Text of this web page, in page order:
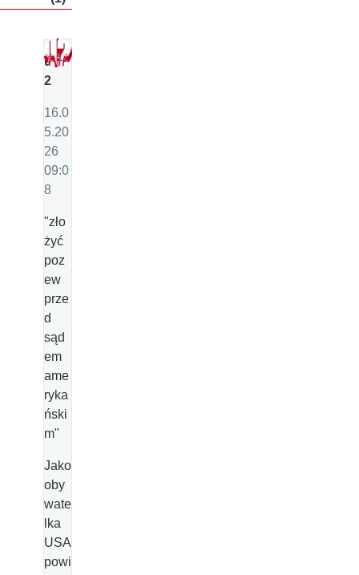
u
2
16.0
5.20
26
09:0
8
"zło
żyć
poz
ew
prze
d
sąd
em
ame
ryka
ński
m"
Jako
oby
wate
lka
USA
powi